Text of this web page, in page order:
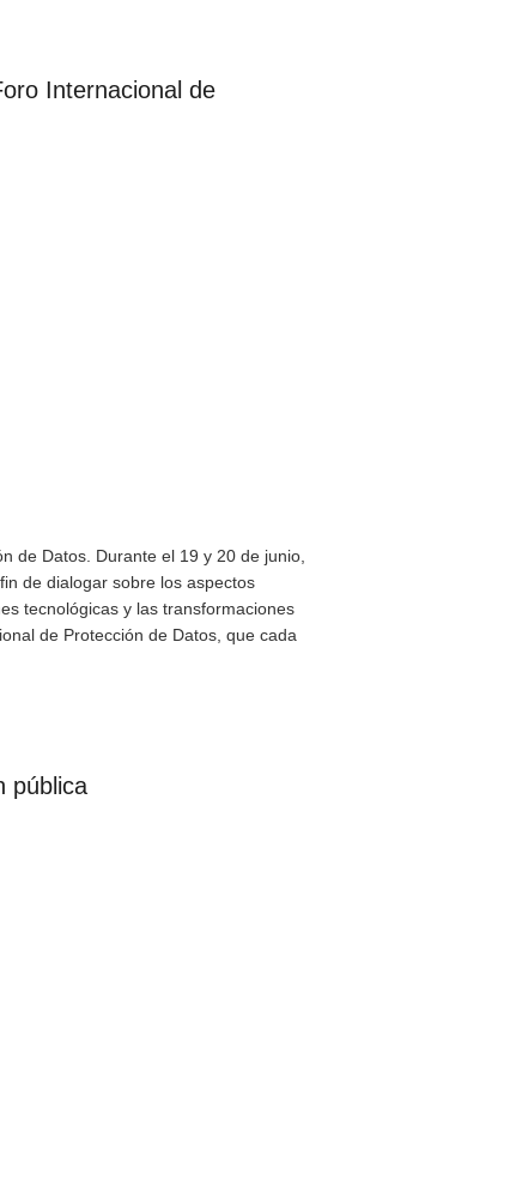
Internacional de
de Datos. Durante el 19 y 20 de junio,
de dialogar sobre los aspectos
tecnológicas y las transformaciones
de Protección de Datos, que cada
pública